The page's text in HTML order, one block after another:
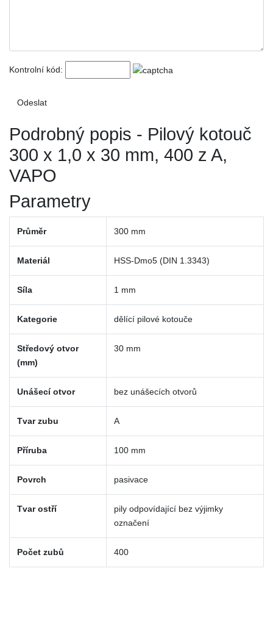
Kontrolní kód:
Podrobný popis - Pilový kotouč
300 x 1,0 x 30 mm, 400 z A,
VAPO
Parametry
Průměr 300 mm
Materiál HSS-Dmo5 (DIN 1.3343)
Síla 1 mm
Kategorie dělící pilové kotouče
Středový otvor
(mm)
30 mm
Unášecí otvor bez unášecích otvorů
Tvar zubu A
Příruba 100 mm
Povrch pasivace
Tvar ostří
pily odpovídající bez výjimky
označení
Počet zubů 400